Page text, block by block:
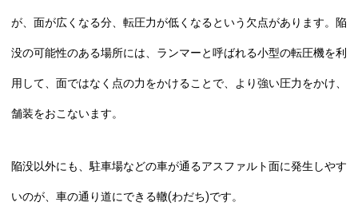
が、面が広くなる分、転圧力が低くなるという欠点があります。陥
没の可能性のある場所には、ランマーと呼ばれる小型の転圧機を利
用して、面ではなく点の力をかけることで、より強い圧力をかけ、
舗装をおこないます。
陥没以外にも、駐車場などの車が通るアスファルト面に発生しやす
いのが、車の通り道にできる轍(わだち)です。